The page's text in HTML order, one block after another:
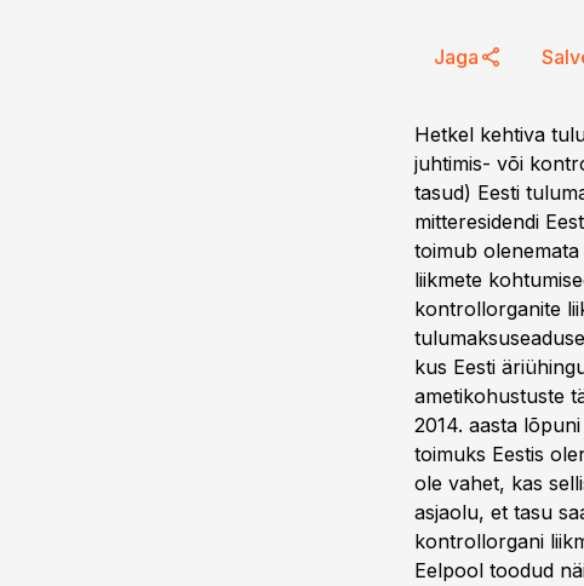
Jaga
Hetkel kehtiva
juhtimis- või
tasud) Eesti
mitteresidendi
toimub
liikmete
kontrollorganite
kus Eesti
ametikohustuste
2014. aasta
toimuks Eestis
ole vahet, kas
asjaolu, et tasu
kontrollorgani
Eelpool toodud